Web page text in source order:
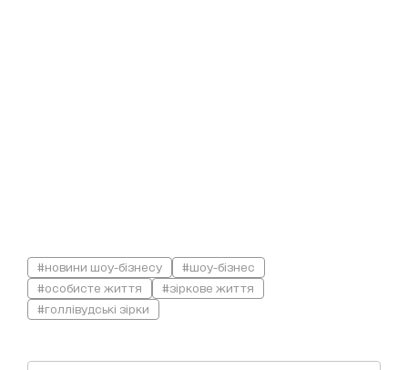
#новини шоу-бізнесу
#шоу-бізнес
#особисте життя
#зіркове життя
#голлівудські зірки